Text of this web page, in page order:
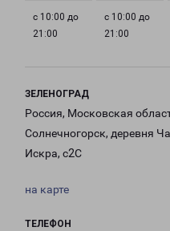
с 10:00 до
21:00
с 10:00 до
21:00
ЗЕЛЕНОГРАД
Россия, Московская
Солнечногорск, деревня
Искра, с2С
на карте
ТЕЛЕФОН